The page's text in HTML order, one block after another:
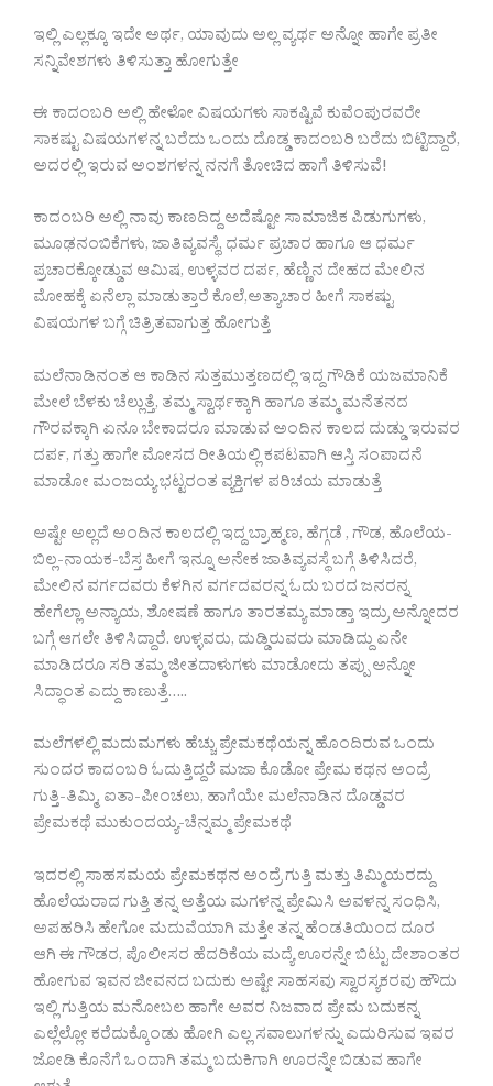
ಇಲ್ಲಿ ಎಲ್ಲಕ್ಕೂ ಇದೇ ಅರ್ಥ, ಯಾವುದು ಅಲ್ಲ ವ್ಯರ್ಥ ಅನ್ನೋ ಹಾಗೇ ಪ್ರತೀ
ಸನ್ನಿವೇಶಗಳು ತಿಳಿಸುತ್ತಾ ಹೋಗುತ್ತೇ
ಈ ಕಾದಂಬರಿ ಅಲ್ಲಿ ಹೇಳೋ ವಿಷಯಗಳು ಸಾಕಷ್ಟಿವೆ ಕುವೆಂಪುರವರೇ
ಸಾಕಷ್ಟು ವಿಷಯಗಳನ್ನ ಬರೆದು ಒಂದು ದೊಡ್ಡ ಕಾದಂಬರಿ ಬರೆದು ಬಿಟ್ಟಿದ್ದಾರೆ,
ಅದರಲ್ಲಿ ಇರುವ ಅಂಶಗಳನ್ನ ನನಗೆ ತೋಚಿದ ಹಾಗೆ ತಿಳಿಸುವೆ!
ಕಾದಂಬರಿ ಅಲ್ಲಿ ನಾವು ಕಾಣದಿದ್ದ ಅದೆಷ್ಟೋ ಸಾಮಾಜಿಕ ಪಿಡುಗುಗಳು,
ಮೂಢನಂಬಿಕೆಗಳು, ಜಾತಿವ್ಯವಸ್ಥೆ, ಧರ್ಮ ಪ್ರಚಾರ ಹಾಗೂ ಆ ಧರ್ಮ
ಪ್ರಚಾರಕ್ಕೋಡ್ಡುವ ಆಮಿಷ, ಉಳ್ಳವರ ದರ್ಪ, ಹೆಣ್ಣಿನ ದೇಹದ ಮೇಲಿನ
ಮೋಹಕ್ಕೆ ಏನೆಲ್ಲಾ ಮಾಡುತ್ತಾರೆ ಕೊಲೆ,ಅತ್ಯಾಚಾರ ಹೀಗೆ ಸಾಕಷ್ಟು
ವಿಷಯಗಳ ಬಗ್ಗೆ ಚಿತ್ರಿತವಾಗುತ್ತ ಹೋಗುತ್ತೆ
ಮಲೆನಾಡಿನಂತ ಆ ಕಾಡಿನ ಸುತ್ತಮುತ್ತಣದಲ್ಲಿ ಇದ್ದ ಗೌಡಿಕೆ ಯಜಮಾನಿಕೆ
ಮೇಲೆ ಬೆಳಕು ಚೆಲ್ಲುತ್ತೆ, ತಮ್ಮ ಸ್ವಾರ್ಥಕ್ಕಾಗಿ ಹಾಗೂ ತಮ್ಮ ಮನೆತನದ
ಗೌರವಕ್ಕಾಗಿ ಏನೂ ಬೇಕಾದರೂ ಮಾಡುವ ಅಂದಿನ ಕಾಲದ ದುಡ್ಡು ಇರುವರ
ದರ್ಪ, ಗತ್ತು ಹಾಗೇ ಮೋಸದ ರೀತಿಯಲ್ಲಿ ಕಪಟವಾಗಿ ಆಸ್ತಿ ಸಂಪಾದನೆ
ಮಾಡೋ ಮಂಜಯ್ಯ ಭಟ್ಟರಂತ ವ್ಯಕ್ತಿಗಳ ಪರಿಚಯ ಮಾಡುತ್ತೆ
ಅಷ್ಟೇ ಅಲ್ಲದೆ ಅಂದಿನ ಕಾಲದಲ್ಲಿ ಇದ್ದ ಬ್ರಾಹ್ಮಣ, ಹೆಗ್ಗಡೆ , ಗೌಡ, ಹೊಲೆಯ-
ಬಿಲ್ಲ-ನಾಯಕ-ಬೆಸ್ತ ಹೀಗೆ ಇನ್ನೂ ಅನೇಕ ಜಾತಿವ್ಯವಸ್ಥೆ ಬಗ್ಗೆ ತಿಳಿಸಿದರೆ,
ಮೇಲಿನ ವರ್ಗದವರು ಕೆಳಗಿನ ವರ್ಗದವರನ್ನ ಓದು ಬರದ ಜನರನ್ನ
ಹೇಗೆಲ್ಲಾ ಅನ್ಯಾಯ, ಶೋಷಣೆ ಹಾಗೂ ತಾರತಮ್ಯ ಮಾಡ್ತಾ ಇದ್ರು ಅನ್ನೋದರ
ಬಗ್ಗೆ ಆಗಲೇ ತಿಳಿಸಿದ್ದಾರೆ. ಉಳ್ಳವರು, ದುಡ್ಡಿರುವರು ಮಾಡಿದ್ದು ಏನೇ
ಮಾಡಿದರೂ ಸರಿ ತಮ್ಮ ಜೀತದಾಳುಗಳು ಮಾಡೋದು ತಪ್ಪು ಅನ್ನೋ
ಸಿದ್ಧಾಂತ ಎದ್ದು ಕಾಣುತ್ತೆ…..
ಮಲೆಗಳಲ್ಲಿ ಮದುಮಗಳು ಹೆಚ್ಚು ಪ್ರೇಮಕಥೆಯನ್ನ ಹೊಂದಿರುವ ಒಂದು
ಸುಂದರ ಕಾದಂಬರಿ ಓದುತ್ತಿದ್ದರೆ ಮಜಾ ಕೊಡೋ ಪ್ರೇಮ ಕಥನ ಅಂದ್ರೆ
ಗುತ್ತಿ-ತಿಮ್ಮಿ, ಐತಾ-ಪೀಂಚಲು, ಹಾಗೆಯೇ ಮಲೆನಾಡಿನ ದೊಡ್ಡವರ
ಪ್ರೇಮಕಥೆ ಮುಕುಂದಯ್ಯ-ಚೆನ್ನಮ್ಮ ಪ್ರೇಮಕಥೆ
ಇದರಲ್ಲಿ ಸಾಹಸಮಯ ಪ್ರೇಮಕಥನ ಅಂದ್ರೆ ಗುತ್ತಿ ಮತ್ತು ತಿಮ್ಮಿಯರದ್ದು
ಹೊಲೆಯರಾದ ಗುತ್ತಿ ತನ್ನ ಅತ್ತೆಯ ಮಗಳನ್ನ ಪ್ರೇಮಿಸಿ ಅವಳನ್ನ ಸಂಧಿಸಿ,
ಅಪಹರಿಸಿ ಹೇಗೋ ಮದುವೆಯಾಗಿ ಮತ್ತೇ ತನ್ನ ಹೆಂಡತಿಯಿಂದ ದೂರ
ಆಗಿ ಈ ಗೌಡರ, ಪೊಲೀಸರ ಹೆದರಿಕೆಯ ಮದ್ಯೆ ಊರನ್ನೇ ಬಿಟ್ಟು ದೇಶಾಂತರ
ಹೋಗುವ ಇವನ ಜೀವನದ ಬದುಕು ಅಷ್ಟೇ ಸಾಹಸವು ಸ್ವಾರಸ್ಯಕರವು ಹೌದು
ಇಲ್ಲಿ ಗುತ್ತಿಯ ಮನೋಬಲ ಹಾಗೇ ಅವರ ನಿಜವಾದ ಪ್ರೇಮ ಬದುಕನ್ನ
ಎಲ್ಲೆಲ್ಲೋ ಕರೆದುಕ್ಕೊಂಡು ಹೋಗಿ ಎಲ್ಲ ಸವಾಲುಗಳನ್ನು ಎದುರಿಸುವ ಇವರ
ಜೋಡಿ ಕೊನೆಗೆ ಒಂದಾಗಿ ತಮ್ಮ ಬದುಕಿಗಾಗಿ ಊರನ್ನೇ ಬಿಡುವ ಹಾಗೇ